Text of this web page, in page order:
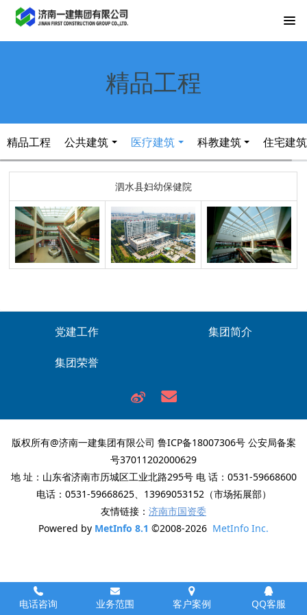
精品工程
精品工程 公共建筑 医疗建筑 科教建筑 住宅建筑
泗水县妇幼保健院
党建工作 集团简介
集团荣誉
版权所有@济南一建集团有限公司 鲁ICP备18007306号公安局备案
号37011202000629
地 址：山东省济南市历城区工业北路295号 电 话：0531-59668600
电话：0531-59668625、13969053152（市场拓展部）
友情链接： 济南市国资委
Powered by MetInfo 8.1 ©2008-2026 MetInfo Inc.
电话咨询 业务范围 客户案例 QQ客服